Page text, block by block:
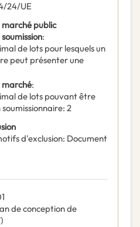
24/UE
public
:
de lots pour lesquels un
peut présenter une
marché:
de lots pouvant être
: 2
d'exclusion: Document
de conception de